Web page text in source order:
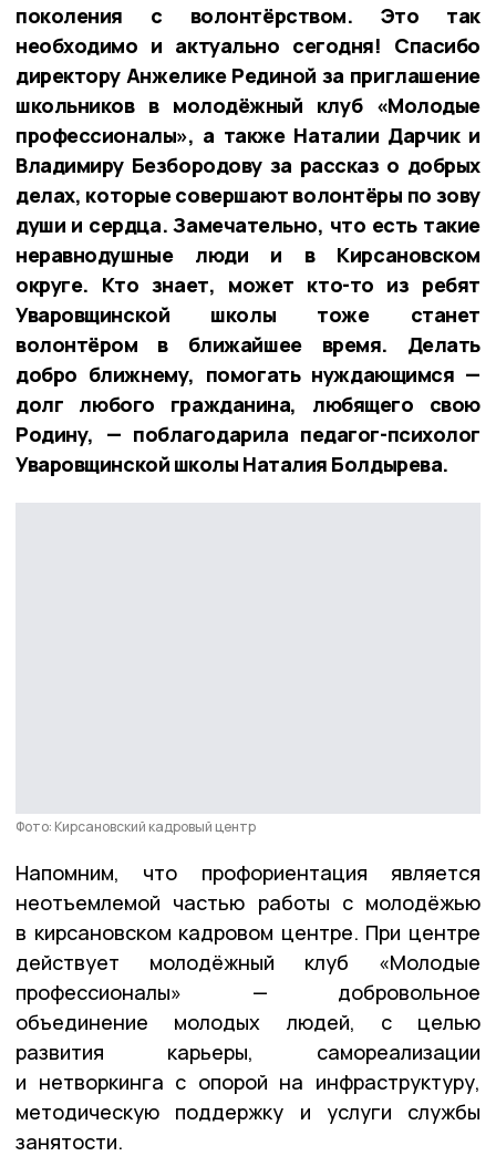
поколения с волонтёрством. Это так
необходимо и актуально сегодня! Спасибо
директору Анжелике Рединой за приглашение
школьников в молодёжный клуб «Молодые
профессионалы», а также Наталии Дарчик и
Владимиру Безбородову за рассказ о добрых
делах, которые совершают волонтёры по зову
души и сердца. Замечательно, что есть такие
неравнодушные люди и в Кирсановском
округе. Кто знает, может кто-то из ребят
Уваровщинской школы тоже станет
волонтёром в ближайшее время. Делать
добро ближнему, помогать нуждающимся —
долг любого гражданина, любящего свою
Родину, — поблагодарила педагог-психолог
Уваровщинской школы Наталия Болдырева.
Фото: Кирсановский кадровый центр
Напомним, что профориентация является
неотъемлемой частью работы с молодёжью
в кирсановском кадровом центре. При центре
действует молодёжный клуб «Молодые
профессионалы» — добровольное
объединение молодых людей, с целью
развития карьеры, самореализации
и нетворкинга с опорой на инфраструктуру,
методическую поддержку и услуги службы
занятости.